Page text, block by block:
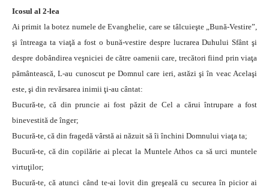
Icosul al 2-lea
Ai primit la botez numele de Evanghelie, care se tâlcuieşte „Bună-Vestire”,
şi întreaga ta viaţă a fost o bună-vestire despre lucrarea Duhului Sfânt şi
despre dobândirea veşniciei de către oamenii care, trecători fiind prin viaţa
pământească, L-au cunoscut pe Domnul care ieri, astăzi şi în veac Acelaşi
este, şi din revărsarea inimii ţi-au cântat:
Bucură-te, că din pruncie ai fost păzit de Cel a cărui întrupare a fost
binevestită de înger;
Bucură-te, că din fragedă vârstă ai năzuit să îi închini Domnului viaţa ta;
Bucură-te, că din copilărie ai plecat la Muntele Athos ca să urci muntele
virtuţilor;
Bucură-te, că atunci când te-ai lovit din greşeală cu securea în picior ai